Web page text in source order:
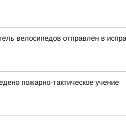
велосипедов отправлен в
пожарно-тактическое учение